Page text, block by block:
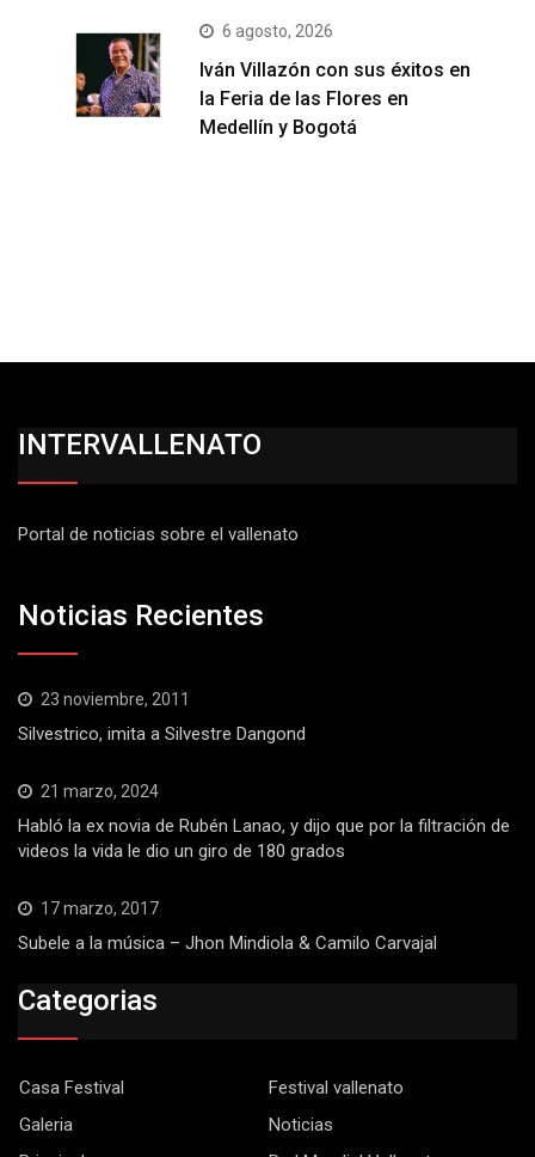
6 agosto, 2026
Iván Villazón con sus éxitos en
la Feria de las Flores en
Medellín y Bogotá
INTERVALLENATO
Portal de noticias sobre el vallenato
Noticias Recientes
23 noviembre, 2011
Silvestrico, imita a Silvestre Dangond
21 marzo, 2024
Habló la ex novia de Rubén Lanao, y dijo que por la filtración de
videos la vida le dio un giro de 180 grados
17 marzo, 2017
Subele a la música – Jhon Mindiola & Camilo Carvajal
Categorias
Casa Festival
Festival vallenato
Galeria
Noticias